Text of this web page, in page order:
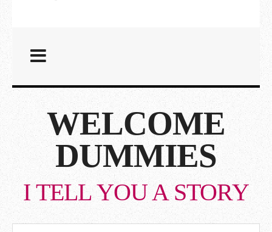
WELCOME
DUMMIES
I TELL YOU A STORY